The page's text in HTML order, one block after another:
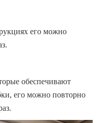
его можно
обеспечивают
его можно повторно